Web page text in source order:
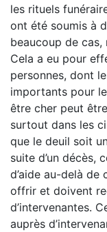
les rituels
ont été soumis à
beaucoup de cas,
Cela a eu pour
personnes, dont
importants pour
être cher peut
surtout dans les
que le deuil soit
suite d’un décès,
d’aide au-delà de
offrir et doivent
d’intervenantes.
auprès